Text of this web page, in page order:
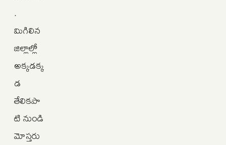
.
మిగిలిన
జిల్లాల్లో
అక్కడక్క
డ
తేలికపా
టి నుండి
మోస్తరు